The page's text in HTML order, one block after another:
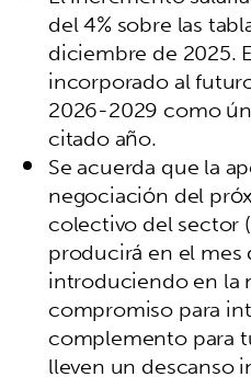
del 4% sobre las
diciembre de 2025.
incorporado al
2026-2029 como
citado año.
Se acuerda que la
negociación del
colectivo del sector
producirá en el
introduciendo en la
compromiso para
complemento para
lleven un descanso